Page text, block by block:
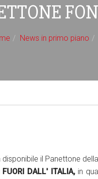
News in primo piano
il Panettone della
DALL' ITALIA, in